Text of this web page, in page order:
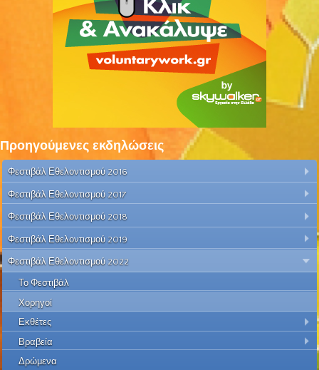
Προηγούμενες εκδηλώσεις
Φεστιβάλ Εθελοντισμού 2016
Φεστιβάλ Εθελοντισμού 2017
Φεστιβάλ Εθελοντισμού 2018
Φεστιβάλ Εθελοντισμού 2019
Φεστιβάλ Εθελοντισμού 2022
Το Φεστιβάλ
Χορηγοί
Εκθέτες
Βραβεία
Δρώμενα